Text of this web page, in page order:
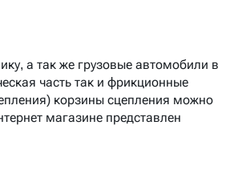
а так же грузовые автомобили в
часть так и фрикционные
корзины сцепления можно
магазине представлен